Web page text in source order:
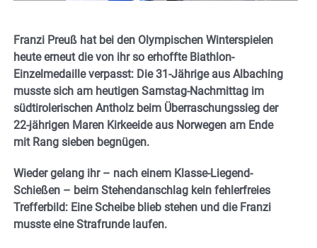
Franzi Preuß hat bei den Olympischen Winterspielen
heute erneut die von ihr so erhoffte Biathlon-
Einzelmedaille verpasst: Die 31-Jährige aus Albaching
musste sich am heutigen Samstag-Nachmittag im
südtirolerischen Antholz beim Überraschungssieg der
22-jährigen Maren Kirkeeide aus Norwegen am Ende
mit Rang sieben begnügen.
Wieder gelang ihr – nach einem Klasse-Liegend-
Schießen – beim Stehendanschlag kein fehlerfreies
Trefferbild: Eine Scheibe blieb stehen und die Franzi
musste eine Strafrunde laufen.